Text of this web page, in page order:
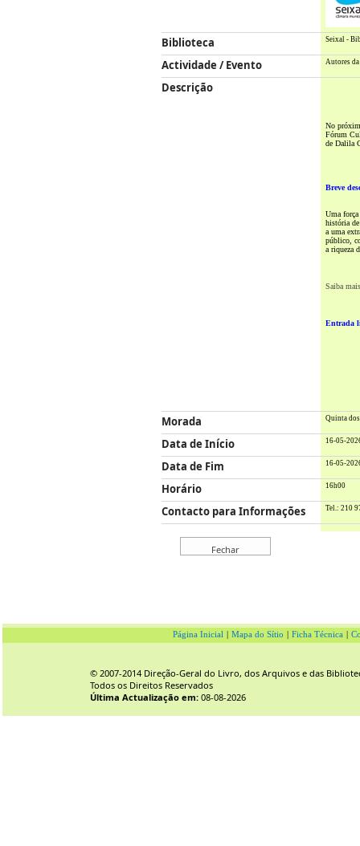
Biblioteca Seixal -
Actividade / Evento Autores
Descrição
No
Fórum
de Dalila
Breve
Uma
história de
a uma
público,
a riqueza
Saiba
Entrada
Morada Quinta dos
Data de Início 16-05-
Data de Fim 16-05-
Horário 16h00
Contacto para Informações Tel.: 210
Página Inicial Mapa do Sítio Ficha Técnica
© 2007-2014 Direção-Geral do Livro, dos Arquivos e das
Todos os Direitos Reservados
Última Actualização em: 08-08-2026